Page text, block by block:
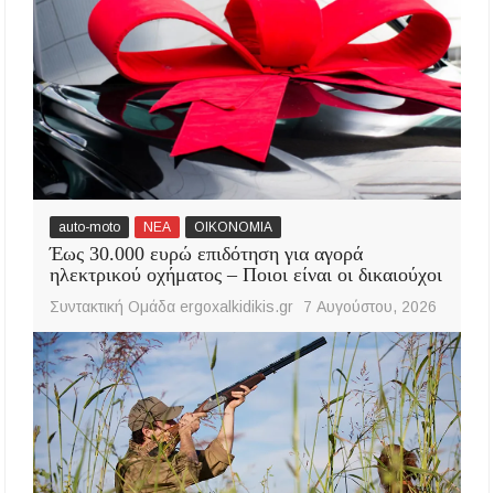
auto-moto ΝΕΑ ΟΙΚΟΝΟΜΙΑ
Έως 30.000 ευρώ επιδότηση για αγορά
ηλεκτρικού οχήματος – Ποιοι είναι οι δικαιούχοι
Συντακτική Ομάδα ergoxalkidikis.gr 7 Αυγούστου, 2026